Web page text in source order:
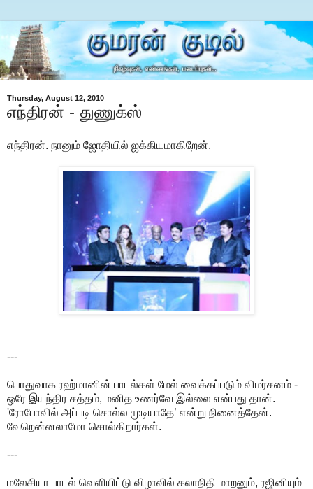
Thursday, August 12, 2010
எந்திரன் - துணுக்ஸ்
எந்திரன். நானும் ஜோதியில் ஐக்கியமாகிறேன்.
---
பொதுவாக ரஹ்மானின் பாடல்கள் மேல் வைக்கப்படும் விமர்சனம் -
ஒரே இயந்திர சத்தம், மனித உணர்வே இல்லை என்பது தான்.
'ரோபோவில் அப்படி சொல்ல முடியாதே’ என்று நினைத்தேன்.
வேறென்னலாமோ சொல்கிறார்கள்.
---
மலேசியா பாடல் வெளியிட்டு விழாவில் கலாநிதி மாறனும், ரஜினியும்